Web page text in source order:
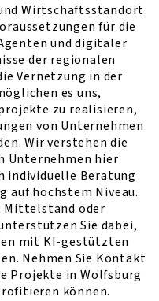
Wirtschaftsstandort
für die
und digitaler
der regionalen
Vernetzung in der
es uns,
zu realisieren,
von Unternehmen
Wir verstehen die
Unternehmen hier
individuelle Beratung
auf höchstem Niveau.
Mittelstand oder
Sie dabei,
mit KI-gestützten
Nehmen Sie Kontakt
Projekte in Wolfsburg
können.